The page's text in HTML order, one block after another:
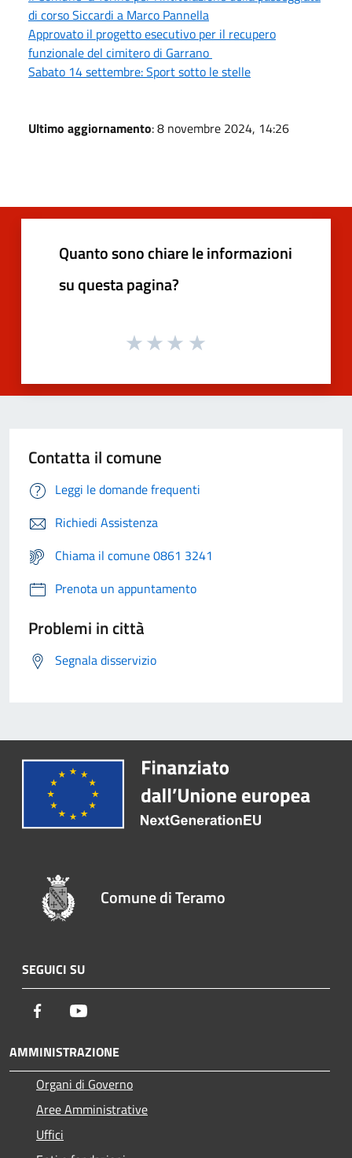
di corso Siccardi a Marco Pannella
Approvato il progetto esecutivo per il recupero
funzionale del cimitero di Garrano
Sabato 14 settembre: Sport sotto le stelle
Ultimo aggiornamento: 8 novembre 2024, 14:26
Quanto sono chiare le informazioni
su questa pagina?
Contatta il comune
Leggi le domande frequenti
Richiedi Assistenza
Chiama il comune 0861 3241
Prenota un appuntamento
Problemi in città
Segnala disservizio
Comune di Teramo
SEGUICI SU
Facebook
AMMINISTRAZIONE
Organi di Governo
Aree Amministrative
Uffici